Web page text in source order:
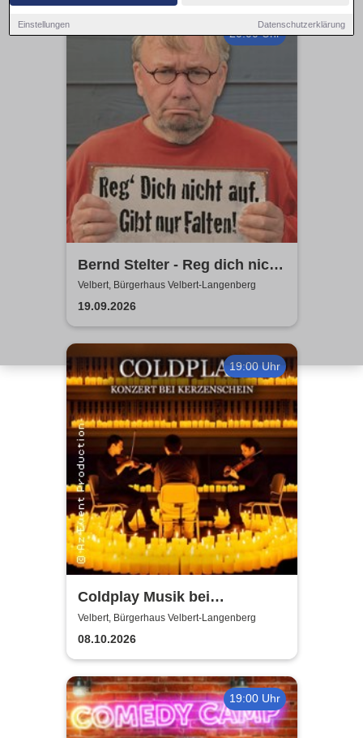
Einstellungen Datenschutzerklärung
20:00 Uhr
Bernd Stelter - Reg dich nicht
auf. Gibt nur Falten!
Velbert, Bürgerhaus Velbert-Langenberg
19.09.2026
19:00 Uhr
Coldplay Musik bei
Kerzenschein
Velbert, Bürgerhaus Velbert-Langenberg
08.10.2026
19:00 Uhr